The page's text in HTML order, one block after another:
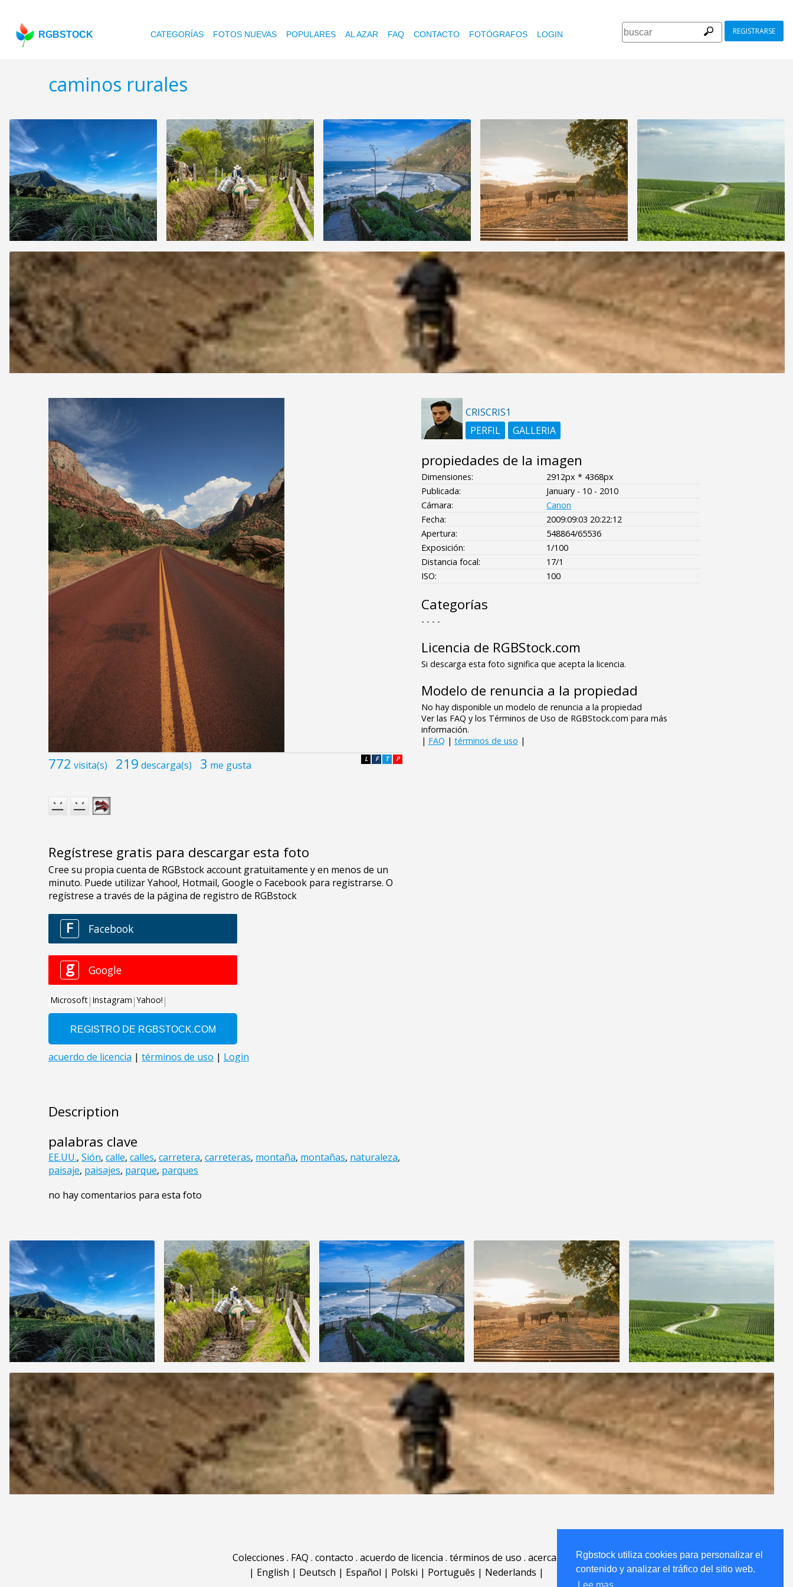
Rgbstock utiliza cookies para personalizar el
contenido y analizar el tráfico del sitio web.
RGBSTOCK CATEGORÍAS FOTOS NUEVAS POPULARES AL AZAR FAQ CONTACTO FOTÓGRAFOS LOGIN REGISTRARSE
caminos rurales
772 visita(s) 219 descarga(s) 3 me gusta P
T
F
L
Regístrese gratis para descargar esta foto
Description
palabras clave
EE.UU., Sión, calle, calles, carretera, carreteras, montaña, montañas, naturaleza,
paisaje, paisajes, parque, parques
no hay comentarios para esta foto
CRISCRIS1
PERFIL
GALLERIA
propiedades de la imagen
Dimensiones:
2912px * 4368px
Publicada:
January - 10 - 2010
Cámara:
Canon
Fecha:
2009:09:03 20:22:12
Apertura:
548864/65536
Exposición:
1/100
Distancia focal:
17/1
ISO:
100
Categorías
- - - -
Licencia de RGBStock.com
Si descarga esta foto significa que acepta la licencia.
Modelo de renuncia a la propiedad
No hay disponible un modelo de renuncia a la propiedad
Ver las FAQ y los Términos de Uso de RGBStock.com para más
información.
| FAQ | términos de uso |
Colecciones . FAQ . contacto . acuerdo de licencia . términos de uso . acerca
| English | Deutsch | Español | Polski | Português | Nederlands |